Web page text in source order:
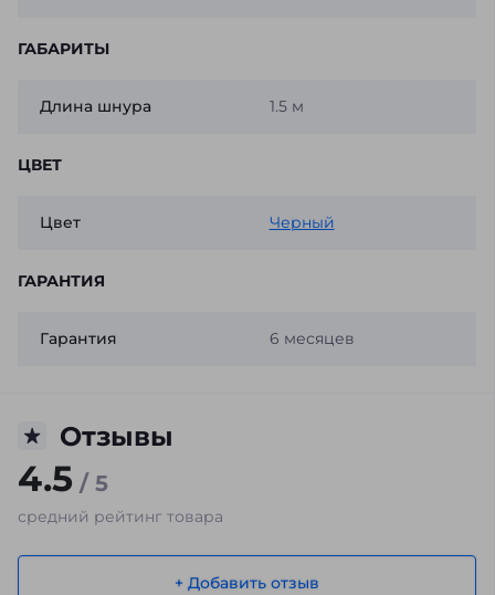
ГАБАРИТЫ
Длина шнура 1.5 м
ЦВЕТ
Цвет Черный
ГАРАНТИЯ
Гарантия 6 месяцев
Отзывы
4.5 / 5
средний рейтинг товара
+ Добавить отзыв